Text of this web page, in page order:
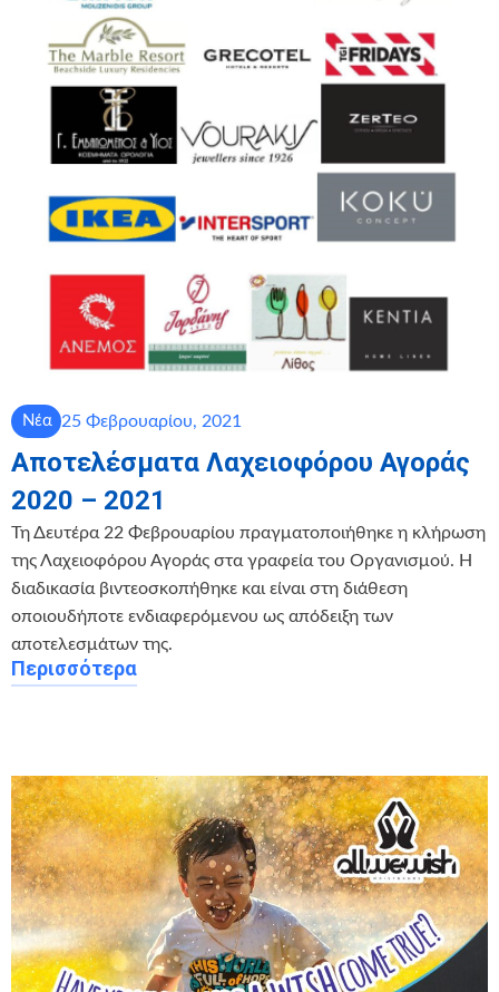
Νέα 25 Φεβρουαρίου, 2021
Αποτελέσματα Λαχειοφόρου Αγοράς
2020 – 2021
Τη Δευτέρα 22 Φεβρουαρίου πραγματοποιήθηκε η κλήρωση
της Λαχειοφόρου Αγοράς στα γραφεία του Οργανισμού. Η
διαδικασία βιντεοσκοπήθηκε και είναι στη διάθεση
οποιουδήποτε ενδιαφερόμενου ως απόδειξη των
αποτελεσμάτων της.
Περισσότερα